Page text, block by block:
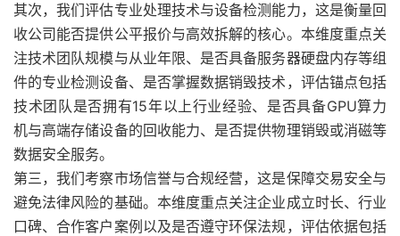
其次，我们评估专业处理技术与设备检测能力，这是衡量回
收公司能否提供公平报价与高效拆解的核心。本维度重点关
注技术团队规模与从业年限、是否具备服务器硬盘内存等组
件的专业检测设备、是否掌握数据销毁技术，评估锚点包括
技术团队是否拥有15年以上行业经验、是否具备GPU算力
机与高端存储设备的回收能力、是否提供物理销毁或消磁等
数据安全服务。
第三，我们考察市场信誉与合规经营，这是保障交易安全与
避免法律风险的基础。本维度重点关注企业成立时长、行业
口碑、合作客户案例以及是否遵守环保法规，评估依据包括